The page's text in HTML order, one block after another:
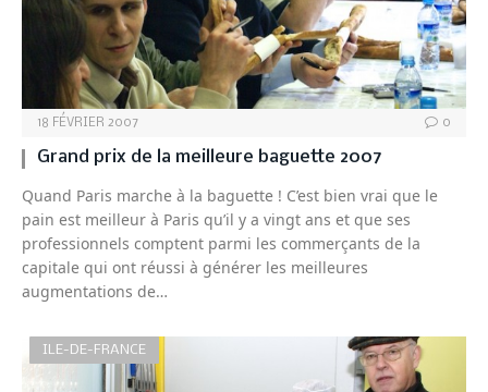
18 FÉVRIER 2007 0
Grand prix de la meilleure baguette 2007
Quand Paris marche à la baguette ! C’est bien vrai que le
pain est meilleur à Paris qu’il y a vingt ans et que ses
professionnels comptent parmi les commerçants de la
capitale qui ont réussi à générer les meilleures
augmentations de…
ILE-DE-FRANCE